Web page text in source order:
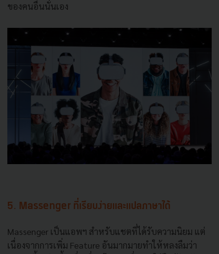
ของคนอื่นนั่นเอง
5. Massenger ที่เรียบง่ายและแปลภาษาได้
Massenger เป็นแอพฯ สำหรับแชตที่ได้รับความนิยม แต่
เนื่องจากการเพิ่ม Feature อันมากมายทำให้หลงลืมว่า